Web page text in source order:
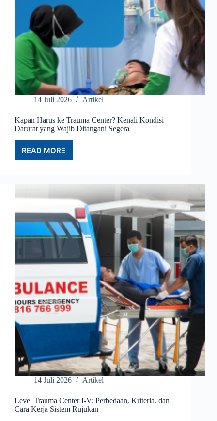
14 Juli 2026 Artikel
Kapan Harus ke Trauma Center? Kenali Kondisi
Darurat yang Wajib Ditangani Segera
READ MORE
KAPAN
KENALI
DARURAT
YANG
WAJIB
DITANGANI
SEGERA
14 Juli 2026 Artikel
Level Trauma Center I-V: Perbedaan, Kriteria, dan
Cara Kerja Sistem Rujukan